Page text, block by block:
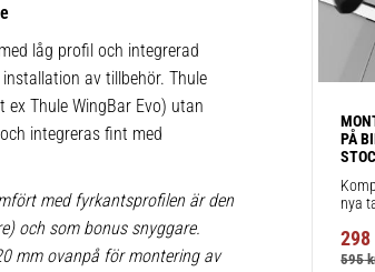
låg profil och integrerad
av tillbehör. Thule
Thule WingBar Evo) utan
integreras fint med
med fyrkantsprofilen är den
och som bonus snyggare.
mm ovanpå för montering av
PÅ
nya
298
595